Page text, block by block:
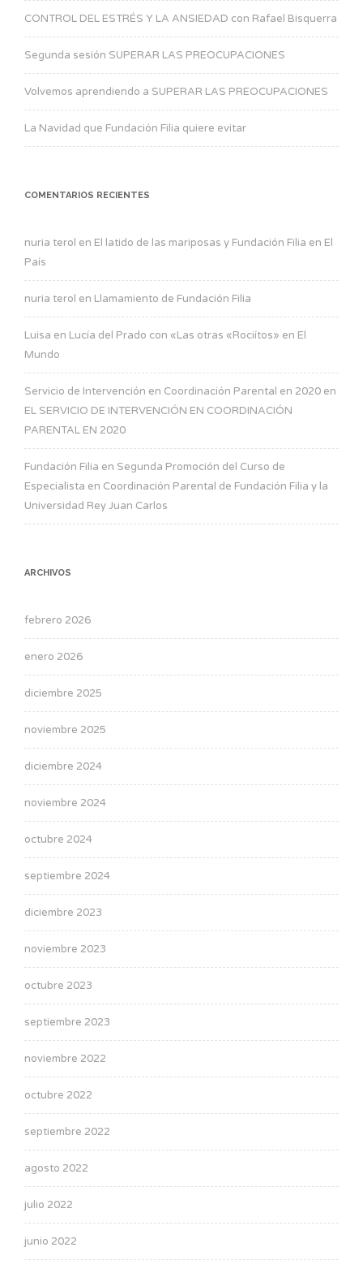
CONTROL DEL ESTRÉS Y LA ANSIEDAD con Rafael Bisquerra
Segunda sesión SUPERAR LAS PREOCUPACIONES
Volvemos aprendiendo a SUPERAR LAS PREOCUPACIONES
La Navidad que Fundación Filia quiere evitar
COMENTARIOS RECIENTES
nuria terol en El latido de las mariposas y Fundación Filia en El
País
nuria terol en Llamamiento de Fundación Filia
Luisa en Lucía del Prado con «Las otras «Rociítos» en El
Mundo
Servicio de Intervención en Coordinación Parental en 2020 en
EL SERVICIO DE INTERVENCIÓN EN COORDINACIÓN
PARENTAL EN 2020
Fundación Filia en Segunda Promoción del Curso de
Especialista en Coordinación Parental de Fundación Filia y la
Universidad Rey Juan Carlos
ARCHIVOS
febrero 2026
enero 2026
diciembre 2025
noviembre 2025
diciembre 2024
noviembre 2024
octubre 2024
septiembre 2024
diciembre 2023
noviembre 2023
octubre 2023
septiembre 2023
noviembre 2022
octubre 2022
septiembre 2022
agosto 2022
julio 2022
junio 2022